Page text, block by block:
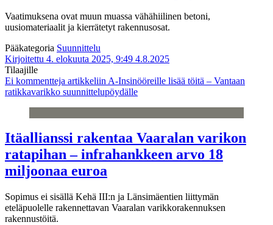
Vaatimuksena ovat muun muassa vähähiilinen betoni,
uusiomateriaalit ja kierrätetyt rakennusosat.
Pääkategoria Suunnittelu
Kirjoitettu 4. elokuuta 2025, 9:49 4.8.2025
Tilaajille
Ei kommentteja artikkeliin A-Insinööreille lisää töitä – Vantaan
ratikkavarikko suunnittelupöydälle
Itäallianssi rakentaa Vaaralan varikon
ratapihan – infrahankkeen arvo 18
miljoonaa euroa
Sopimus ei sisällä Kehä III:n ja Länsimäentien liittymän
eteläpuolelle rakennettavan Vaaralan varikkorakennuksen
rakennustöitä.